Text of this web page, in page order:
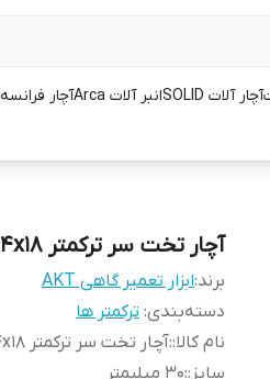
آچار آلات SOLID انبر آلات Arca آچار فرانسه Proxene
آچار تخت سر ترکمتر 14x18 سایز 30 میلیمتر
برند:ابزار تعمیر گاهی AKT
دسته‌بندی: ترکمتر ها
نام کالا::آچار تخت سر ترکمتر 14x18
سایز::30 میلیمتر